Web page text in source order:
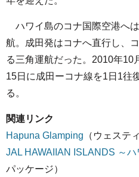
ハワイ島のコナ国際空港へ
航。成田発はコナへ直行し、
る三角運航だった。2010年10
15日に成田ーコナ線を1日1往
る。
関連リンク
Hapuna Glamping （ウェステ
JAL HAWAIIAN ISLANDS ～ハ
パッケージ）